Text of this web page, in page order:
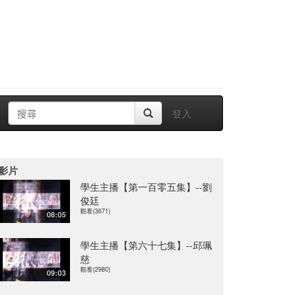
登入
片
08:05
學生主播【第一百零五集】--劉
俊廷
觀看(3671)
09:03
學生主播【第六十七集】--邱珮
慈
觀看(2980)